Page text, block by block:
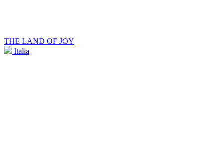
THE LAND OF JOY
Italia